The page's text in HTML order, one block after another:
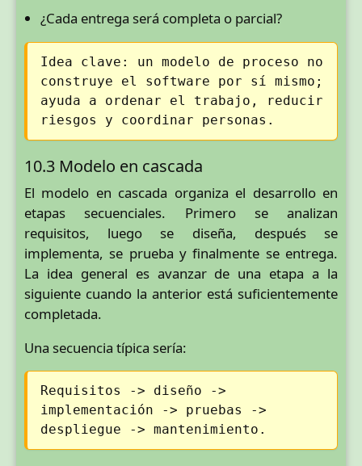
¿Cada entrega será completa o parcial?
Idea clave: un modelo de proceso no
construye el software por sí mismo;
ayuda a ordenar el trabajo, reducir
riesgos y coordinar personas.
10.3 Modelo en cascada
El modelo en cascada organiza el desarrollo en
etapas secuenciales. Primero se analizan
requisitos, luego se diseña, después se
implementa, se prueba y finalmente se entrega.
La idea general es avanzar de una etapa a la
siguiente cuando la anterior está suficientemente
completada.
Una secuencia típica sería:
Requisitos -> diseño ->
implementación -> pruebas ->
despliegue -> mantenimiento.